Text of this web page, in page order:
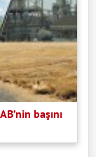
başını